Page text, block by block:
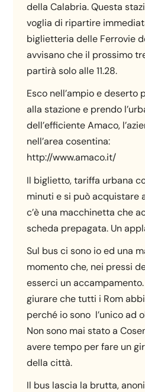
della Calabria. Questa
voglia di ripartire
biglietteria delle Ferrovie
avvisano che il prossimo
partirà solo alle 11.28.
Esco nell’ampio e deserto
alla stazione e prendo
dell’efficiente Amaco,
nell’area cosentina:
http://www.amaco.it/
Il biglietto, tariffa urbana
minuti e si può acquistare
c’è una macchinetta che
scheda prepagata. Un
Sul bus ci sono io ed una
momento che, nei pressi
esserci un
giurare che tutti i Rom
perché io sono l’unico ad
Non sono mai stato a
avere tempo per fare un
della città.
Il bus lascia la brutta,